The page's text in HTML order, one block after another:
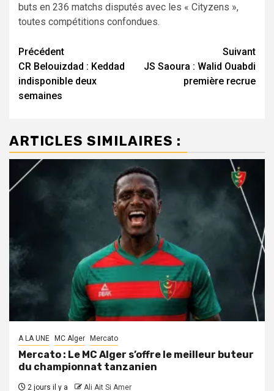
buts en 236 matchs disputés avec les « Cityzens »,
toutes compétitions confondues.
Navigation
d’article
Précédent
CR Belouizdad : Keddad
indisponible deux
semaines
Suivant
JS Saoura : Walid Ouabdi
première recrue
ARTICLES SIMILAIRES :
A LA UNE MC Alger Mercato
Mercato : Le MC Alger s’offre le meilleur buteur
du championnat tanzanien
2 jours il y a Ali Ait Si Amer